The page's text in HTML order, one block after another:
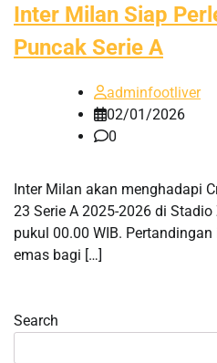
Inter Milan Siap
Puncak Serie A
adminfootliver
02/01/2026
0
Inter Milan akan menghadapi
23 Serie A 2025-2026 di
pukul 00.00 WIB.
emas bagi […]
Search